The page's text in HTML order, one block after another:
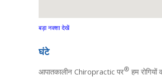
बड़ा नक्शा देखें
घंटे
आपातकालीन Chiropractic पर® हम